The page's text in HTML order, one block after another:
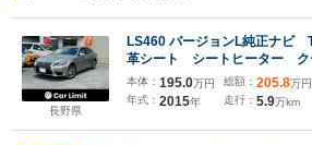
長野県
LS460 バージョンL純正ナ
革シート シートヒーター
アルミ
本体： 195.0万円
年式： 2015年
総額： 205.8万円
走行： 5.9万km